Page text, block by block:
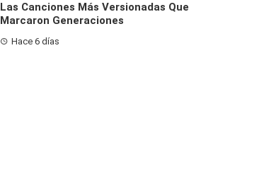
Las Canciones Más Versionadas Que
Marcaron Generaciones
Hace 6 días